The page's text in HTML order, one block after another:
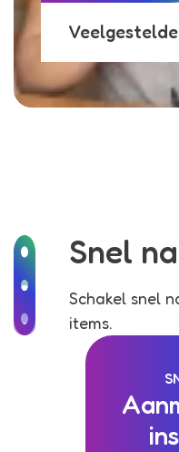
Snel
Schakel snel
items.